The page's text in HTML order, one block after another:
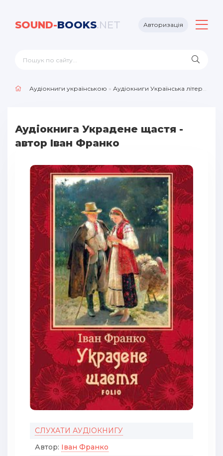
SOUND-BOOKS.NET Авторизація
Аудіокниги українською » Аудіокниги Українська література
Аудіокнига Украдене щастя -
автор Іван Франко
СЛУХАТИ АУДІОКНИГУ
Автор: Іван Франко